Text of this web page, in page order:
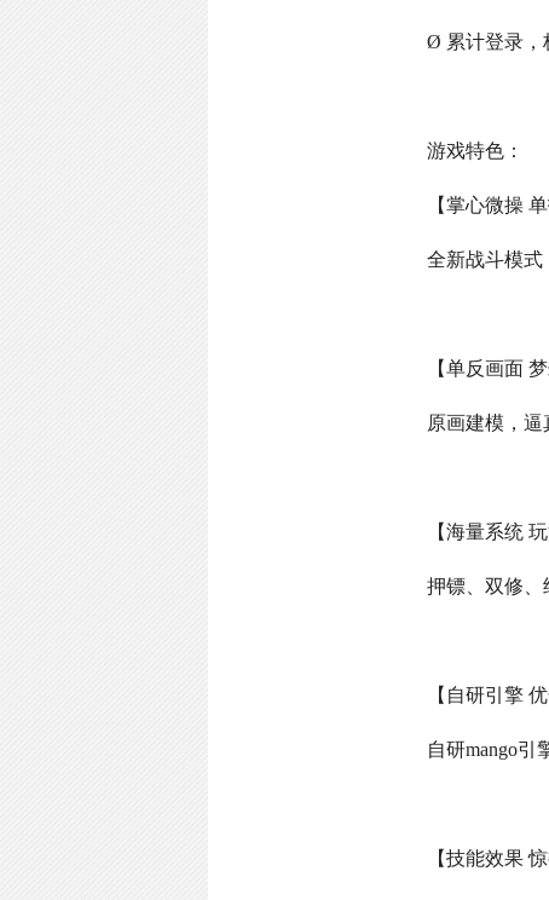
Ø 累计登录，
游戏特色：
【掌心微操
全新战斗模
【单反画面
原画建模，
【海量系统
押镖、双修
【自研引擎
自研mango引
【技能效果